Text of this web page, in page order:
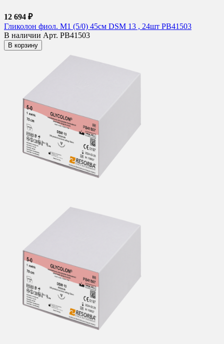
12 694 ₽
Гликолон фиол. M1 (5/0) 45см DSM 13 , 24шт PB41503
В наличии Арт. PB41503
В корзину